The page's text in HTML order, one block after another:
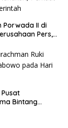
Porwada II di
Pers,
Bintang